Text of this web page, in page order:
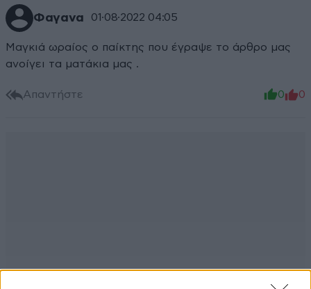
Φαγανα 01·08·2022 04:05
Μαγκιά ωραίος ο παίκτης που έγραψε το άρθρο μας
ανοίγει τα ματάκια μας .
Απαντήστε 0 0